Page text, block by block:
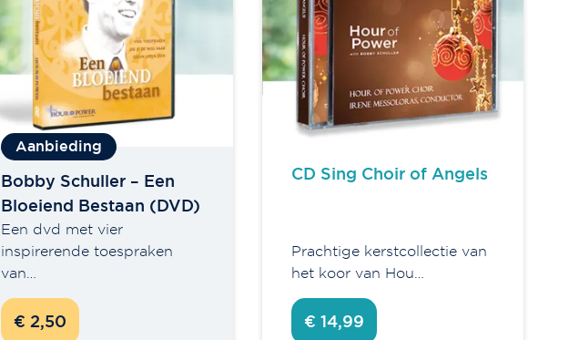
Bobby Schuller – Een
Bloeiend Bestaan (DVD)
Een dvd met vier
inspirerende toespraken
van…
€ 2,50
CD Sing Choir of Angels
Prachtige kerstcollectie van
het koor van Hou…
€ 14,99